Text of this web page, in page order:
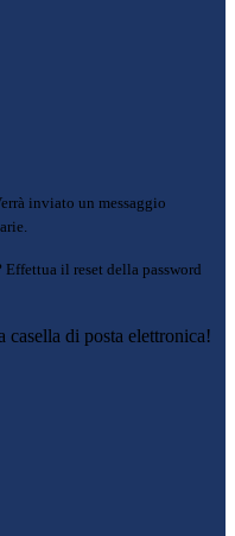
inviato un messaggio
il reset della password
di posta elettronica!